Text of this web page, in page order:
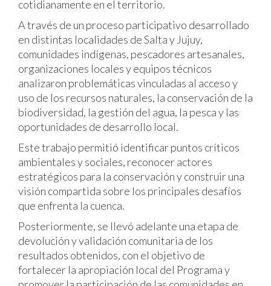
cotidianamente en el territorio.
A través de un proceso participativo desarrollado
en distintas localidades de Salta y Jujuy,
comunidades indígenas, pescadores artesanales,
organizaciones locales y equipos técnicos
analizaron problemáticas vinculadas al acceso y
uso de los recursos naturales, la conservación de la
biodiversidad, la gestión del agua, la pesca y las
oportunidades de desarrollo local.
Este trabajo permitió identificar puntos críticos
ambientales y sociales, reconocer actores
estratégicos para la conservación y construir una
visión compartida sobre los principales desafíos
que enfrenta la cuenca.
Posteriormente, se llevó adelante una etapa de
devolución y validación comunitaria de los
resultados obtenidos, con el objetivo de
fortalecer la apropiación local del Programa y